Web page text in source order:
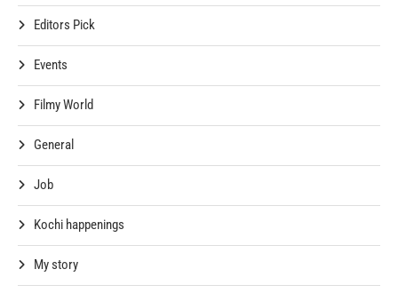
Editors Pick
Events
Filmy World
General
Job
Kochi happenings
My story